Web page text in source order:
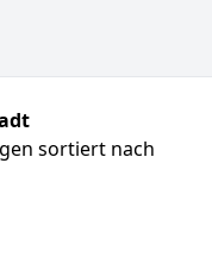
sortiert nach